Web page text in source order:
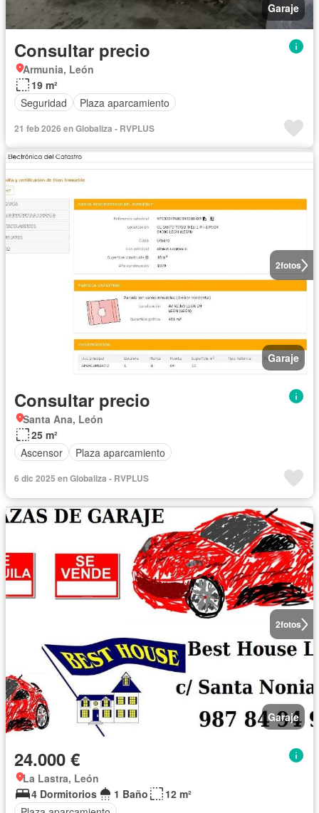
Garaje
Consultar precio
Armunia, León
19 m²
Seguridad
Plaza aparcamiento
21 feb 2026 en Globaliza - RVPLUS
2fotos
Garaje
Consultar precio
Santa Ana, León
25 m²
Ascensor
Plaza aparcamiento
6 dic 2025 en Globaliza - RVPLUS
2fotos
Garaje
24.000 €
La Lastra, León
4 Dormitorios
1 Baño
12 m²